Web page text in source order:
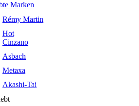
Marken
Rémy Martin
Hot
Cinzano
Asbach
Metaxa
Akashi-Tai